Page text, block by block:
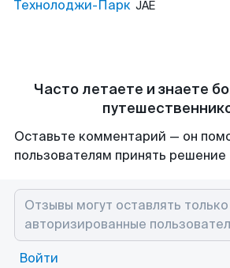
Технолоджи-Парк JAE
Часто летаете и знаете
Оставьте комментарий — он
пользователям принять решение
Войти